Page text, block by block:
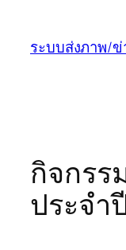
ระบบส่งภาพ/ข่
กิจกรร
ประจำ